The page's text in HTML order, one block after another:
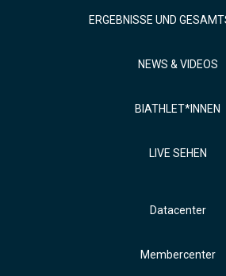
ERGEBNISSE UND
NEWS & VIDEOS
BIATHLET*INNEN
LIVE SEHEN
Datacenter
Membercenter